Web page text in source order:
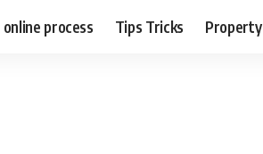
online process Tips Tricks Property